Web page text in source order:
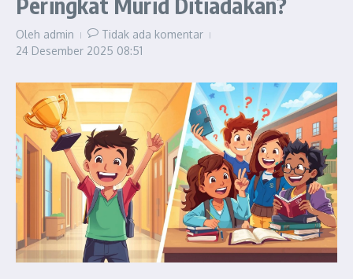
Oleh admin
Tidak ada komentar
24 Desember 2025 08:51